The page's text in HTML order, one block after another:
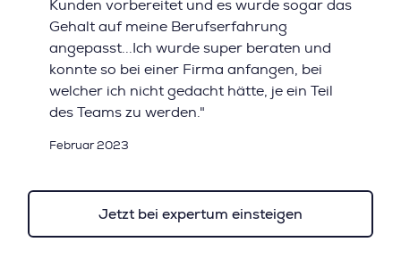
Kunden vorbereitet und es wurde sogar das
Gehalt auf meine Berufserfahrung
angepasst...Ich wurde super beraten und
konnte so bei einer Firma anfangen, bei
welcher ich nicht gedacht hätte, je ein Teil
des Teams zu werden."
Februar 2023
Jetzt bei expertum einsteigen